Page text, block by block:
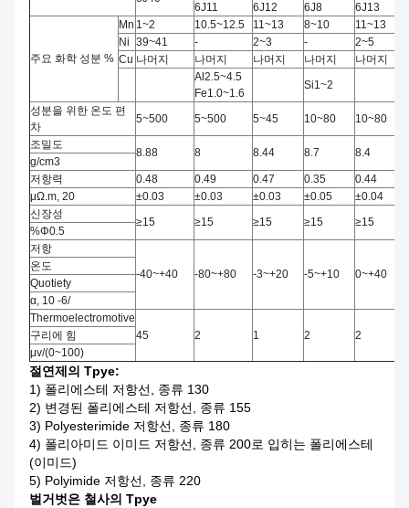
6J11 6J12 6J8 6J13
주요 화학 성분 %
Mn 1~2 10.5~12.5 11~13 8~10
11~13
Ni 39~41 - 2~3 -
2~5
Cu 나머지 나머지 나머지 나머지
나머지
Al2.5~4.5
Fe1.0~1.6
Si1~2
성분을 위한 온도 편
차
5~500 5~500 5~45 10~80
10~80
조밀도
8.88 8 8.44 8.7 8.4
g/cm3
저항력
0.48 0.49 0.47 0.35
0.44
μΩ.m, 20
±0.03 ±0.03 ±0.03 ±0.05
±0.04
신장성
≥15 ≥15 ≥15 ≥15 ≥15
%Φ0.5
저항
-40~+40
-80~+80 -3~+20 -5~+10 0~+40
온도
Quotiety
α, 10 -6/
Thermoelectromotive
45
2 1 2 2
구리에 힘
μv/(0~100)
절연제의 Tpye:
1) 폴리에스테 저항선, 종류 130
2) 변경된 폴리에스테 저항선, 종류 155
3) Polyesterimide 저항선, 종류 180
4) 폴리아미드 이미드 저항선, 종류 200로 입히는 폴리에스테
(이미드)
5) Polyimide 저항선, 종류 220
벌거벗은 철사의 Tpye